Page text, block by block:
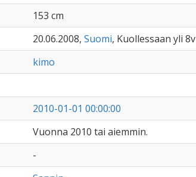
153 cm
20.06.2008, Suomi, Kuollessaan yli 8v
kimo
2010-01-01 00:00:00
Vuonna 2010 tai aiemmin.
-